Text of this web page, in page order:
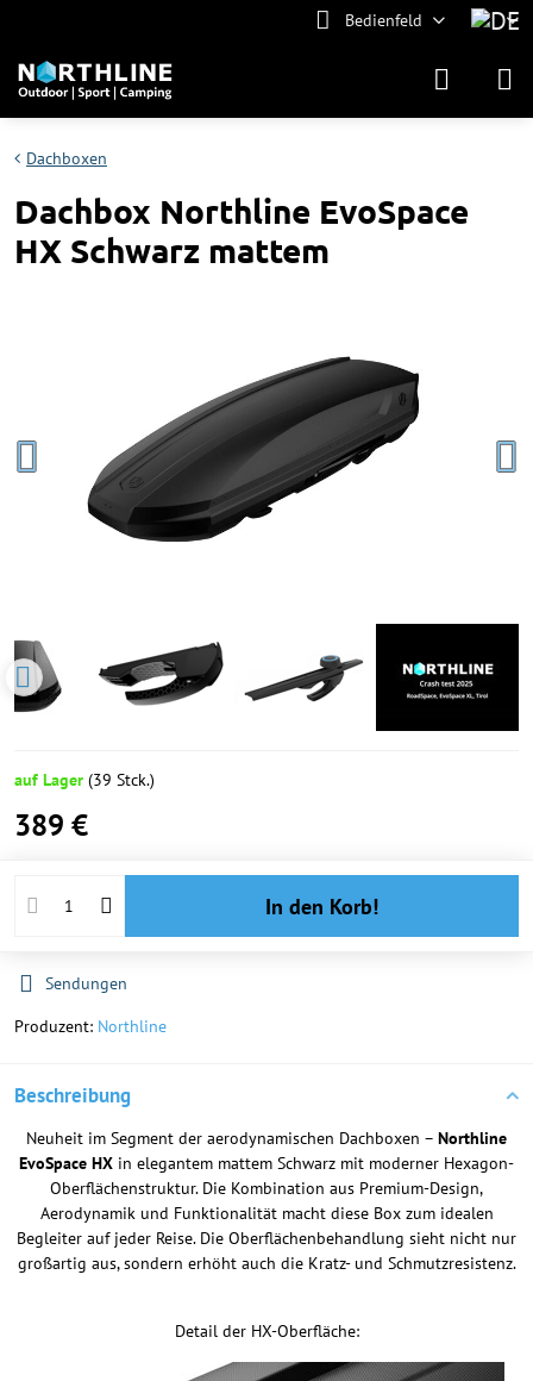
Bedienfeld
Dachboxen
Dachbox Northline EvoSpace
HX Schwarz mattem
auf Lager (39 Stck.)
389 €
In den Korb!
Sendungen
Produzent: Northline
Beschreibung
Neuheit im Segment der aerodynamischen Dachboxen – Northline
EvoSpace HX in elegantem mattem Schwarz mit moderner Hexagon-
Oberflächenstruktur. Die Kombination aus Premium-Design,
Aerodynamik und Funktionalität macht diese Box zum idealen
Begleiter auf jeder Reise. Die Oberflächenbehandlung sieht nicht nur
großartig aus, sondern erhöht auch die Kratz- und Schmutzresistenz.
Detail der HX-Oberfläche: